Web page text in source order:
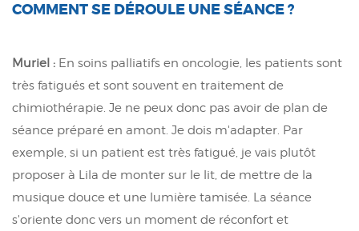
COMMENT SE DÉROULE UNE SÉANCE ?
Muriel : En soins palliatifs en oncologie, les patients sont
très fatigués et sont souvent en traitement de
chimiothérapie. Je ne peux donc pas avoir de plan de
séance préparé en amont. Je dois m'adapter. Par
exemple, si un patient est très fatigué, je vais plutôt
proposer à Lila de monter sur le lit, de mettre de la
musique douce et une lumière tamisée. La séance
s'oriente donc vers un moment de réconfort et